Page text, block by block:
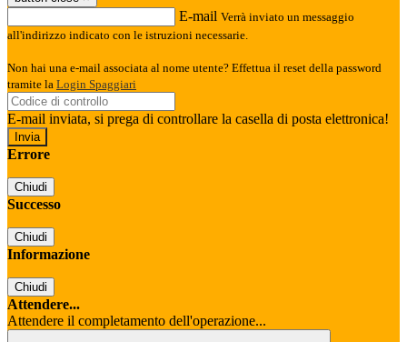
E-mail Verrà inviato un messaggio
all'indirizzo indicato con le istruzioni necessarie.
Non hai una e-mail associata al nome utente? Effettua il reset della password
tramite la Login Spaggiari
E-mail inviata, si prega di controllare la casella di posta elettronica!
Errore
Chiudi
Successo
Chiudi
Informazione
Chiudi
Attendere...
Attendere il completamento dell'operazione...